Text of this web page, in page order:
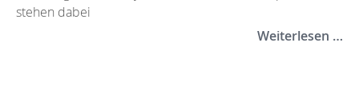
stehen dabei
Weiterlesen …